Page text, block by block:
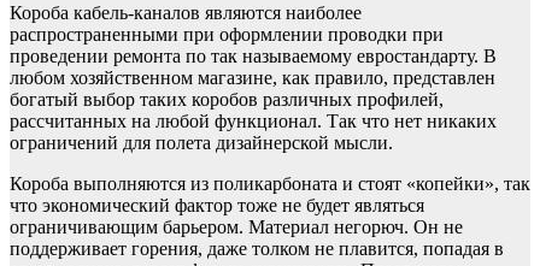
Короба кабель-каналов являются наиболее
распространенными при оформлении проводки при
проведении ремонта по так называемому евростандарту. В
любом хозяйственном магазине, как правило, представлен
богатый выбор таких коробов различных профилей,
рассчитанных на любой функционал. Так что нет никаких
ограничений для полета дизайнерской мысли.
Короба выполняются из поликарбоната и стоят «копейки», так
что экономический фактор тоже не будет являться
ограничивающим барьером. Материал негорюч. Он не
поддерживает горения, даже толком не плавится, попадая в